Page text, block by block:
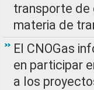
transporte de
materia de
El CNOGas
en participar
a los